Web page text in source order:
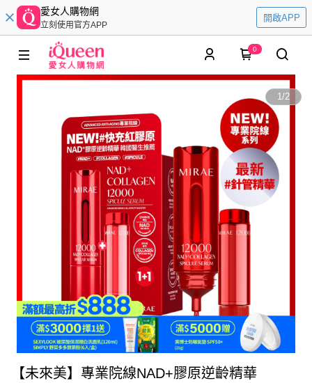
愛女人購物網
立刻使用官方APP
開啟APP
0
1/2
【未來美】專業院線NAD+膠原逆齡精華